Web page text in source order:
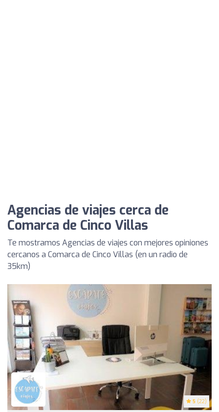
Agencias de viajes cerca de
Comarca de Cinco Villas
Te mostramos Agencias de viajes con mejores opiniones
cercanos a Comarca de Cinco Villas (en un radio de
35km)
5 (22)